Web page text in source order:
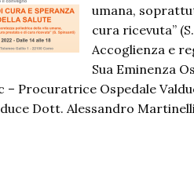
umana,
cura ricevuta”
Accoglienza e
Sua Eminenza
– Procuratrice Ospedale
Dott. Alessandro